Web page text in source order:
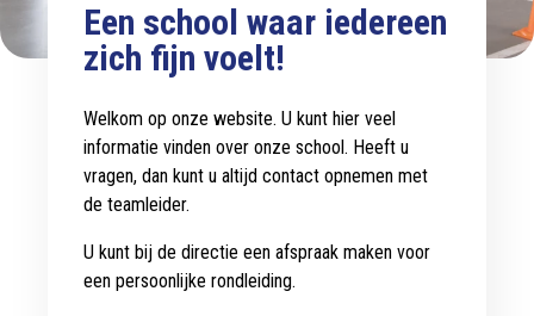
Een school waar iedereen
zich fijn voelt!
Welkom op onze website. U kunt hier veel
informatie vinden over onze school. Heeft u
vragen, dan kunt u altijd contact opnemen met
de teamleider.
U kunt bij de directie een afspraak maken voor
een persoonlijke rondleiding.